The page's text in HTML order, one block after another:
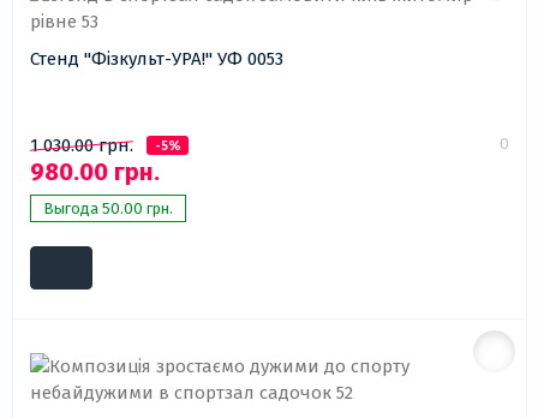
Стенд "Фізкульт-УРА!" УФ 0053
1 030.00 грн. -5%
980.00 грн.
Выгода 50.00 грн.
0